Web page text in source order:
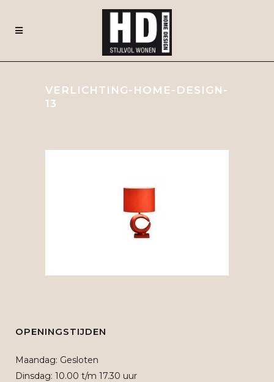
VERLICHTING-HOME-DESIGN-
13
OPENINGSTIJDEN
Maandag: Gesloten
Dinsdag: 10.00 t/m 17.30 uur